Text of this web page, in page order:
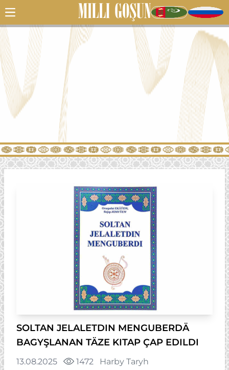
SOLTAN JELALETDIN MENGUBERDÄ
BAGYŞLANAN TÄZE KITAP ÇAP EDILDI
13.08.2025 1472 Harby Taryh